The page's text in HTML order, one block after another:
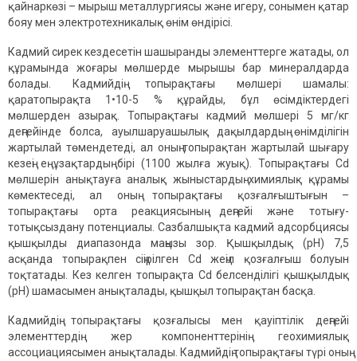
қайнаркөзі – мырыш металлургиясы және игеру, сонымен қатар
бояу мен электротехникалық өнім өндірісі.
Кадмий сирек кездесетін шашыранды элементтерге жатады, ол
құрамында жоғары мөлшерде мырышы бар минералдарда
болады. Кадмийдің топырақтағы мөлшері шамалы:
қаратопырақта 1•10-5 % құрайды, бұл өсімдіктердегі
мөлшерден азырақ. Топырақтағы кадмий мөлшері 5 мг/кг
деңгейінде болса, ауылшаруашылық дақылдардың өнімділігін
жартылай төмендетеді, ал оның топырақтан жартылай шығару
кезеңі ең ұзақтардың бірі (1100 жылға жуық). Топырақтағы Cd
мөлшерін анықтауға аналық жыныстардың химиялық құрамы
көмектеседі, ал оның топырақтағы қозғалғыштығын –
топырақтағы орта реакциясының деңгейі және тотығу-
тотықсыздану потенциалы. Сазбалшықта кадмий адсорбциясы
қышқылды диапазонда маңызы зор. Қышқылдық (pH) 7,5
асқанда топырақпен сіңірілген Cd жеңіл қозғалғыш болуын
тоқтатады. Кез келген топырақта Cd белсенділігі қышқылдық
(pH) шамасымен анықталады, қышқыл топырақтан басқа.
Кадмийдің топырақтағы қозғалысы мен қауіптілік деңгейі
элементтердің жер компоненттерінің геохимиялық
ассоциациясымен анықталады. Кадмийдің топырақтағы түрі оның